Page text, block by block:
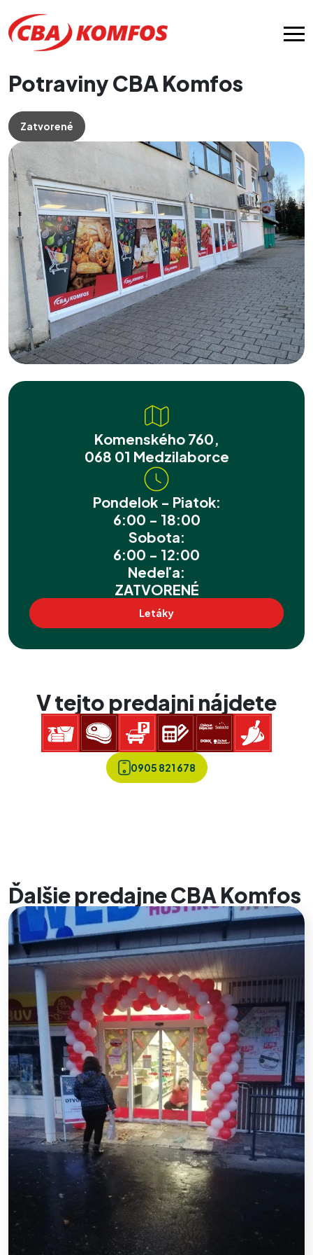
Potraviny CBA Komfos
Zatvorené
Komenského 760,
068 01 Medzilaborce
Pondelok - Piatok:
6:00 - 18:00
Sobota:
6:00 - 12:00
Nedeľa:
ZATVORENÉ
Letáky
V tejto predajni nájdete
0905 821 678
Ďalšie predajne CBA Komfos